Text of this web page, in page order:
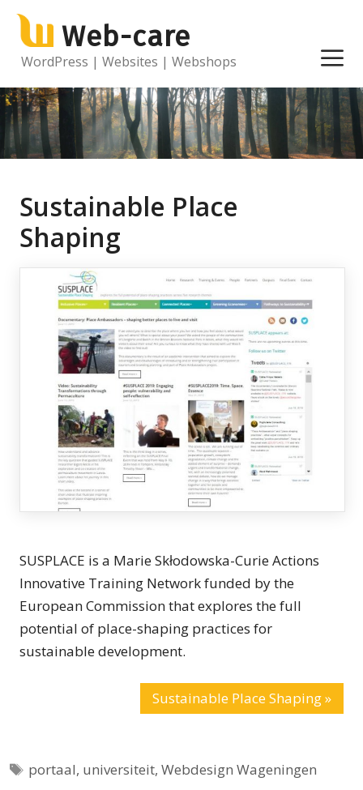
Ga
naar
Web-care
WordPress | Websites | Webshops
Sustainable Place
Shaping
SUSPLACE is a MarieSkłodowska-Curie Actions
Innovative Training Network funded by the
European Commission that explores the full
potential of place-shaping practices for
sustainable development.
Sustainable Place Shaping »
Tags
portaal, universiteit,Webdesign Wageningen